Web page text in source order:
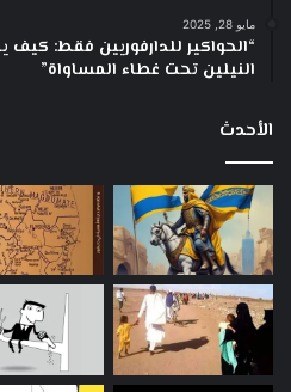
مايو 28, 2025
“الحواكير للدارفوريين فقط: كيف
النيلين تحت غطاء المساواة”
الأحدث